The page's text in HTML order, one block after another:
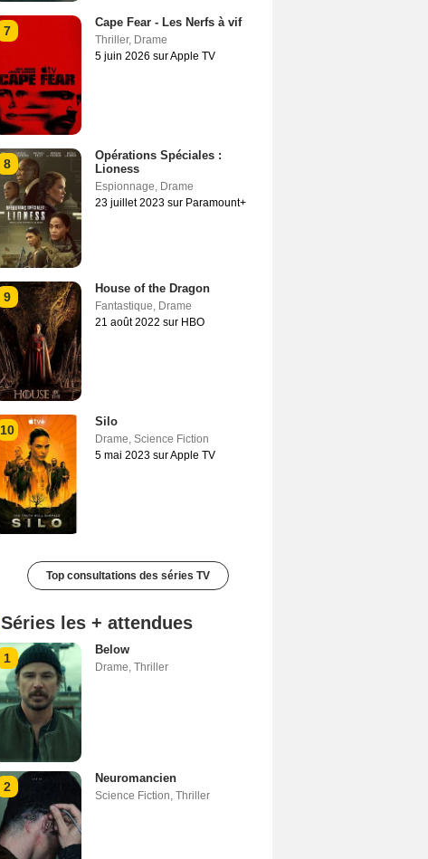
7
Cape Fear - Les Nerfs à vif
Thriller, Drame
5 juin 2026 sur Apple TV
8
Opérations Spéciales :
Lioness
Espionnage, Drame
23 juillet 2023 sur Paramount+
9
House of the Dragon
Fantastique, Drame
21 août 2022 sur HBO
10
Silo
Drame, Science Fiction
5 mai 2023 sur Apple TV
Top consultations des séries TV
Séries les + attendues
1
Below
Drame, Thriller
2
Neuromancien
Science Fiction, Thriller